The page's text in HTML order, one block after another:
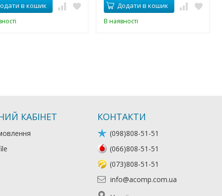
в кошик Додати в кошик
В наявності
КАБІНЕТ КОНТАКТИ
(098)808-51-51
(066)808-51-51
(073)808-51-51
info@acomp.com.ua